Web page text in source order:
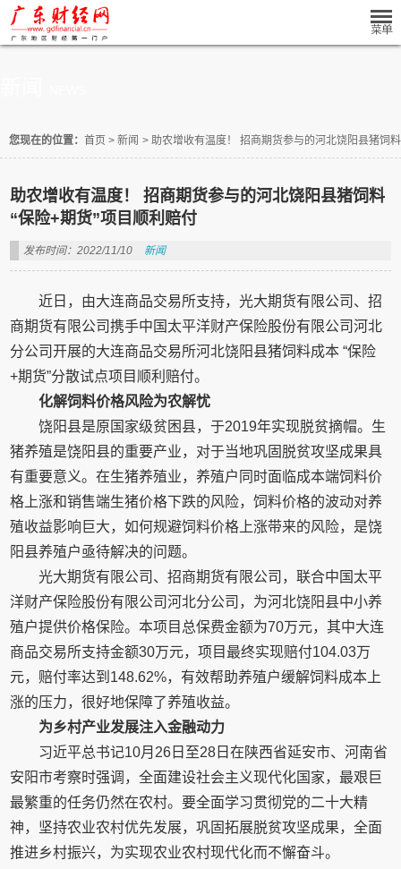
您现在的位置： 首页 > 新闻 > 助农增收有温度！ 招商期货参与的河北饶阳县猪饲
助农增收有温度！ 招商期货参与的河北饶阳县猪饲料
“保险+期货”项目顺利赔付
发布时间：2022/11/10 新闻
近日，由大连商品交易所支持，光大期货有限公司、招
商期货有限公司携手中国太平洋财产保险股份有限公司河北
分公司开展的大连商品交易所河北饶阳县猪饲料成本 “保险
+期货”分散试点项目顺利赔付。
化解饲料价格风险为农解忧
饶阳县是原国家级贫困县，于2019年实现脱贫摘帽。生
猪养殖是饶阳县的重要产业，对于当地巩固脱贫攻坚成果具
有重要意义。在生猪养殖业，养殖户同时面临成本端饲料价
格上涨和销售端生猪价格下跌的风险，饲料价格的波动对养
殖收益影响巨大，如何规避饲料价格上涨带来的风险，是饶
阳县养殖户亟待解决的问题。
光大期货有限公司、招商期货有限公司，联合中国太平
洋财产保险股份有限公司河北分公司，为河北饶阳县中小养
殖户提供价格保险。本项目总保费金额为70万元，其中大连
商品交易所支持金额30万元，项目最终实现赔付104.03万
元，赔付率达到148.62%，有效帮助养殖户缓解饲料成本上
涨的压力，很好地保障了养殖收益。
为乡村产业发展注入金融动力
习近平总书记10月26日至28日在陕西省延安市、河南省
安阳市考察时强调，全面建设社会主义现代化国家，最艰巨
最繁重的任务仍然在农村。要全面学习贯彻党的二十大精
神，坚持农业农村优先发展，巩固拓展脱贫攻坚成果，全面
推进乡村振兴，为实现农业农村现代化而不懈奋斗。